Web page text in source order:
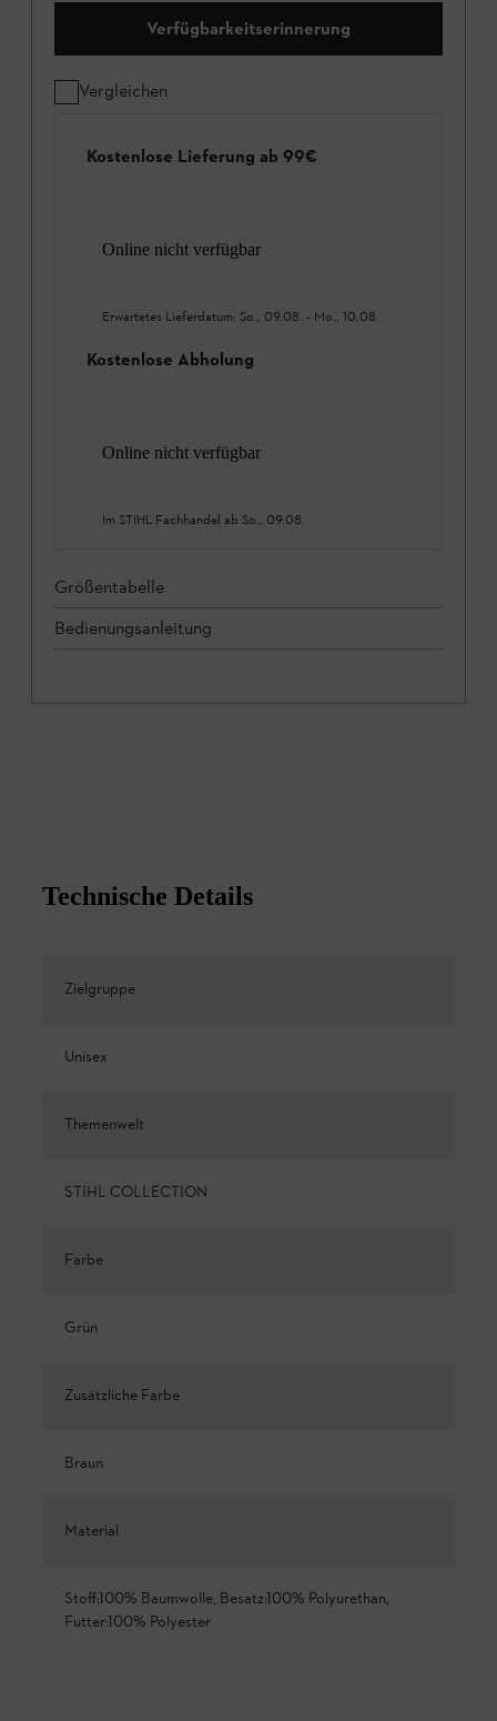
Verfügbarkeitserinnerung
Vergleichen
Kostenlose Lieferung ab 99€
Online nicht verfügbar
Erwartetes Lieferdatum: So., 09.08. - Mo., 10.08.
Kostenlose Abholung
Online nicht verfügbar
Im STIHL Fachhandel ab So., 09.08.
Größentabelle
Bedienungsanleitung
Technische Details
Zielgruppe
Unisex
Themenwelt
STIHL COLLECTION
Farbe
Grün
Zusätzliche Farbe
Braun
Material
Stoff:100% Baumwolle, Besatz:100% Polyurethan,
Futter:100% Polyester